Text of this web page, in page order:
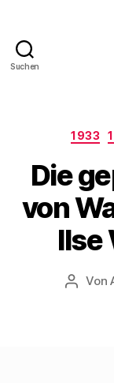
Suchen
1933
Die
von
Ilse
Von